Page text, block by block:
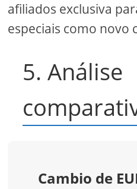
afiliados exclusiva
especiais como novo
5. Análise
Cambio de